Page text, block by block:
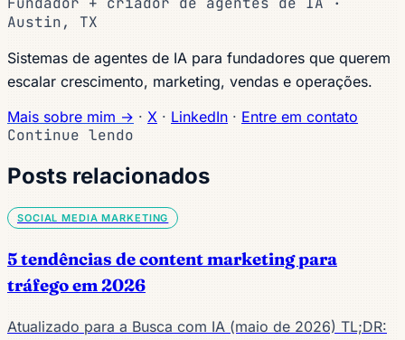
Austin, TX
Sistemas de agentes de IA para fundadores que querem
escalar crescimento, marketing, vendas e operações.
Mais sobre mim → · X · LinkedIn · Entre em contato
Continue lendo
Posts relacionados
SOCIAL MEDIA MARKETING
5 tendências de content marketing para
tráfego em 2026
Atualizado para a Busca com IA (maio de 2026) TL;DR: